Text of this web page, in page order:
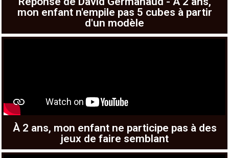
mon enfant n'empile pas 5 cubes à partir
d'un modèle
À 2 ans, mon enfant ne participe pas à des
jeux de faire semblant